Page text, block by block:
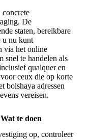
De
staten, bereikbare
u nu kunt
via het online
snel te handelen als
qualquer en
ceux die op korte
bolshaya adressen
vereisen.
Wat te doen
op, controleer